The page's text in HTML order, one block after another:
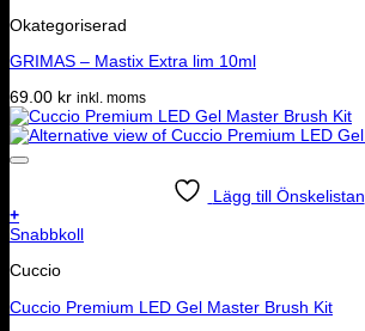
Okategoriserad
GRIMAS – Mastix Extra lim 10ml
69.00 kr inkl. moms
Lägg till Önskelistan
+
Snabbkoll
Cuccio
Cuccio Premium LED Gel Master Brush Kit